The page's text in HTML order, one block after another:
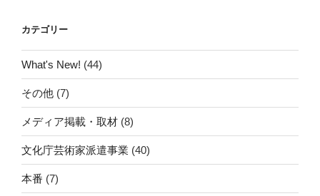
カテゴリー
What's New! (44)
その他 (7)
メディア掲載・取材 (8)
文化庁芸術家派遣事業 (40)
本番 (7)